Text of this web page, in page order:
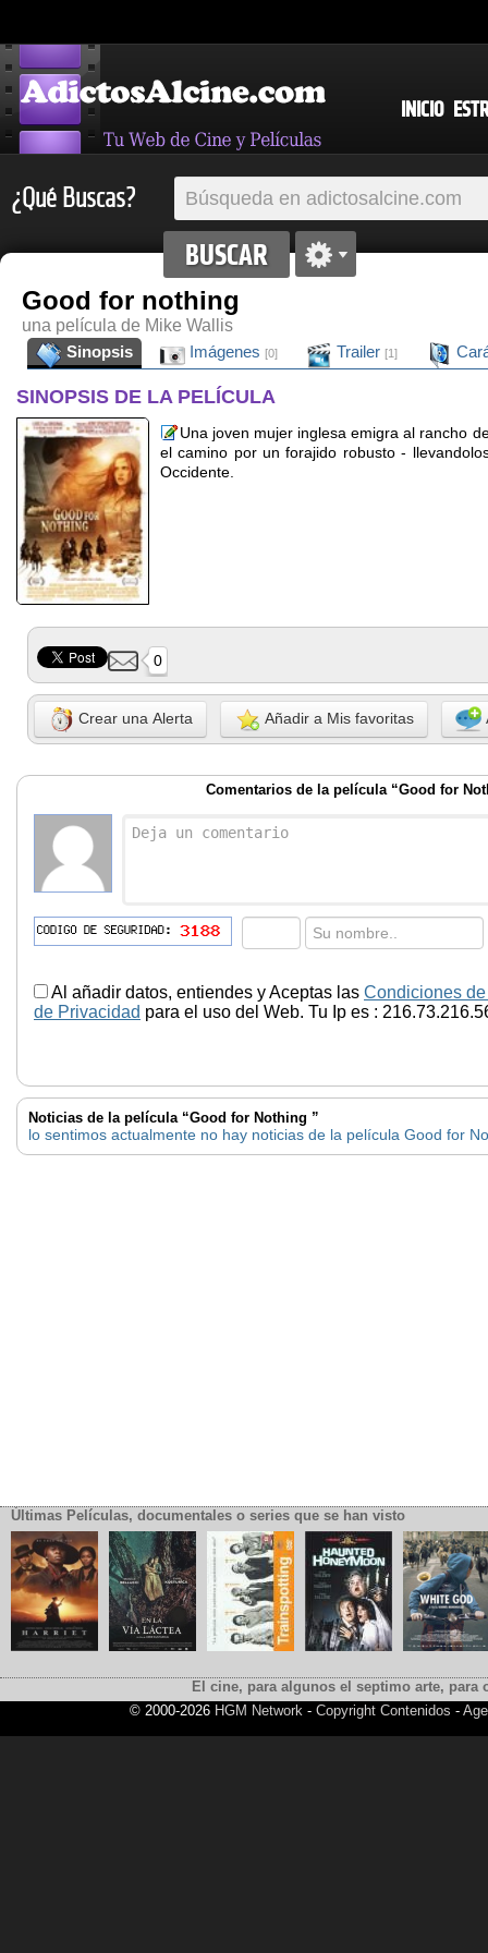
INICIO
¿Qué Buscas?
Good for nothing
una película de Mike Wallis
Sinopsis
Imágenes [0] Trailer [1]
SINOPSIS DE LA PELÍCULA
Una joven mujer inglesa emigra al rancho
el camino por un forajido robusto -
Occidente.
0
Crear una Alerta Añadir a Mis favoritas
Comentarios de la película “Good for
Al añadir datos, entiendes y Aceptas las Condiciones
de Privacidad para el uso del Web. Tu Ip es :
Noticias de la película “Good for Nothing ”
lo sentimos actualmente no hay noticias de la película Good for
Últimas Películas, documentales o series que se han visto
El cine, para algunos el septimo arte,
© 2000-2026 HGM Network- Copyright Contenidos -